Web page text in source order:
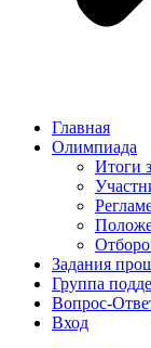
Главная
Олимпиада
Итоги
Задания
Группа
Вопрос-
Вход